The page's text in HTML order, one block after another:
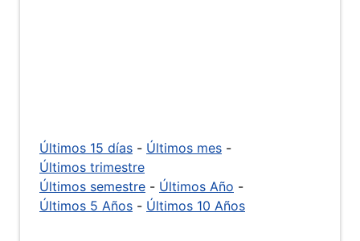
Últimos 15 días - Últimos mes -
Últimos trimestre
Últimos semestre - Últimos Año -
Últimos 5 Años - Últimos 10 Años